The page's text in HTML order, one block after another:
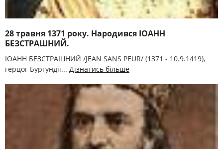
28 травня 1371 року. Народився ІОАНН
БЕЗСТРАШНИЙ.
ІОАНН БЕЗСТРАШНИЙ /JEAN SANS PEUR/ (1371 - 10.9.1419),
герцог Бургундії... Дізнатись більше